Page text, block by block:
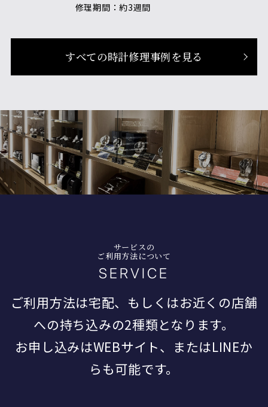
修理期間：約3週間
すべての時計修理事例を見る
サービスの
ご利用方法について
SERVICE
ご利用方法は宅配、もしくはお近くの店舗
への持ち込みの2種類となります。
お申し込みはWEBサイト、またはLINEか
らも可能です。